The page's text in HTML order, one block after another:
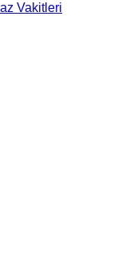
Vakitleri